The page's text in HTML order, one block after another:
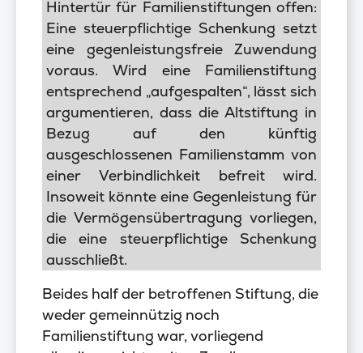
Hintertür für Familienstiftungen offen:
Eine steuerpflichtige Schenkung setzt
eine gegenleistungsfreie Zuwendung
voraus. Wird eine Familienstiftung
entsprechend „aufgespalten“, lässt sich
argumentieren, dass die Altstiftung in
Bezug auf den künftig
ausgeschlossenen Familienstamm von
einer Verbindlichkeit befreit wird.
Insoweit könnte eine Gegenleistung für
die Vermögensübertragung vorliegen,
die eine steuerpflichtige Schenkung
ausschließt.
Beides half der betroffenen Stiftung, die
weder gemeinnützig noch
Familienstiftung war, vorliegend